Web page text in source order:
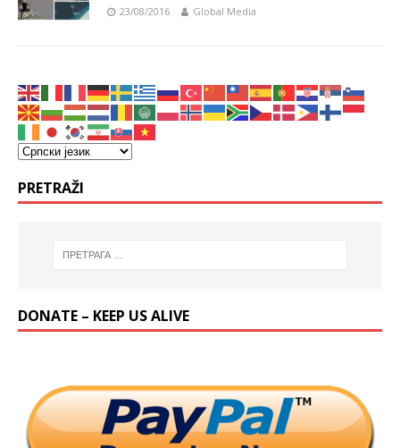
23/08/2016 Global Media
PRETRAŽI
DONATE – KEEP US ALIVE